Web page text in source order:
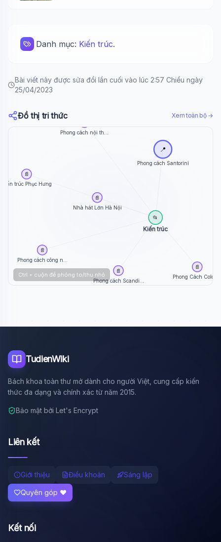
Danh mục: Kiến trúc.
Bài viết này được sửa đổi lần cuối vào lúc 2:57 Chiều ngày
25/04/2023
Đồ thị tri thức Xem toàn bộ →
Phong cách Santorini
📍
Kiến trúc
📂
Nhà hát Lớn Hà Nội
📄
Phong Cách Color
📄
Phong cách công n...
📄
Phong cách nội th...
Phong cách Scandi...
📄
Kiến trúc Phục Hưng
📄
Ctrl + cuộn để phóng to/thu nhỏ
TudienWiki
Bách khoa toàn thư mở dành cho người Việt, cung cấp kiến
thức đa dạng và chính xác từ năm 2015.
Bảo mật bởi Let's Encrypt
Liên kết
Giới thiệu Điều khoản Sáng lập
Quyên góp ❤️
Kết nối